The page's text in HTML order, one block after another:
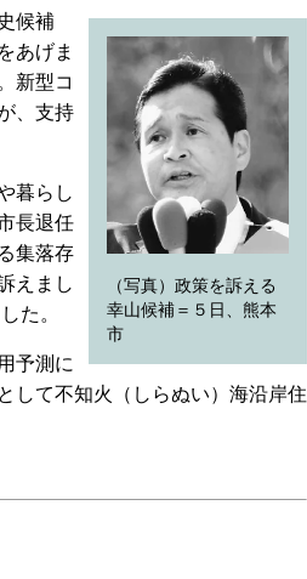
（写真）政策を訴える
幸山候補＝５日、熊本
市
候補
あげま
新型コ
、支持
暮らし
長退任
集落存
えまし
た。
予測に
して不知火（しらぬい）海沿岸住